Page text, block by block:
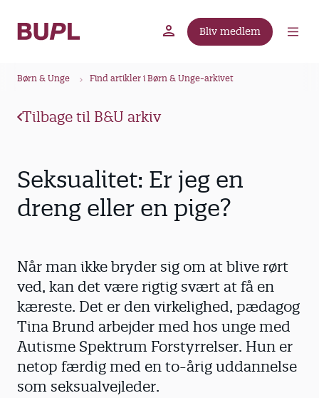
Bliv medlem
Børn & Unge Find artikler i Børn & Unge-arkivet
Tilbage til B&U arkiv
Seksualitet: Er jeg en
dreng eller en pige?
Når man ikke bryder sig om at blive rørt
ved, kan det være rigtig svært at få en
kæreste. Det er den virkelighed, pædagog
Tina Brund arbejder med hos unge med
Autisme Spektrum Forstyrrelser. Hun er
netop færdig med en to-årig uddannelse
som seksualvejleder.